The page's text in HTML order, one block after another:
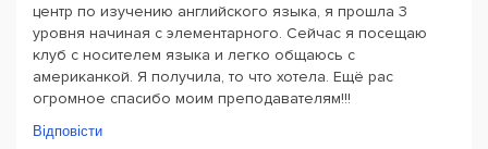
центр по изучению английского языка, я прошла 3
уровня начиная с элементарного. Сейчас я посещаю
клуб с носителем языка и легко общаюсь с
американкой. Я получила, то что хотела. Ещё рас
огромное спасибо моим преподавателям!!!
Відповісти